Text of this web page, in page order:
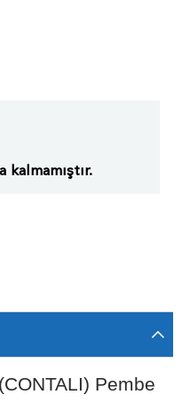
kalmamıştır.
Pembe